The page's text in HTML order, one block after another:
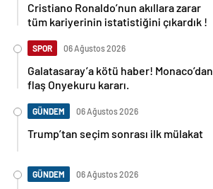
Cristiano Ronaldo’nun akıllara zarar
tüm kariyerinin istatistiğini çıkardık !
SPOR 06 Ağustos 2026
Galatasaray’a kötü haber! Monaco’dan
flaş Onyekuru kararı.
GÜNDEM 06 Ağustos 2026
Trump’tan seçim sonrası ilk mülakat
GÜNDEM 06 Ağustos 2026